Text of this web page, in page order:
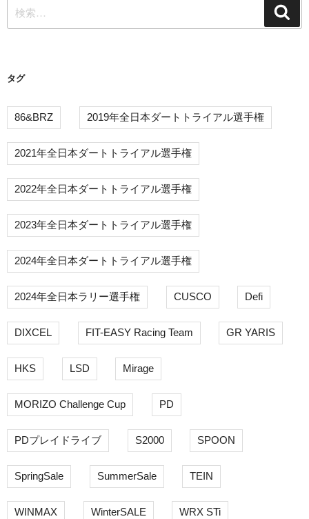
シ
ョ
索:
タグ
86&BRZ 2019年全日本ダートトライアル選手権
2021年全日本ダートトライアル選手権
2022年全日本ダートトライアル選手権
2023年全日本ダートトライアル選手権
2024年全日本ダートトライアル選手権
2024年全日本ラリー選手権 CUSCO Defi
DIXCEL FIT-EASY Racing Team GR YARIS
HKS LSD Mirage
MORIZO Challenge Cup PD
PDプレイドライブ S2000 SPOON
SpringSale SummerSale TEIN
WINMAX WinterSALE WRX STi